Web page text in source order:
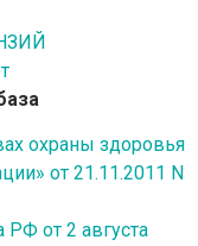
охраны здоровья
от 21.11.2011 N
РФ от 2 августа